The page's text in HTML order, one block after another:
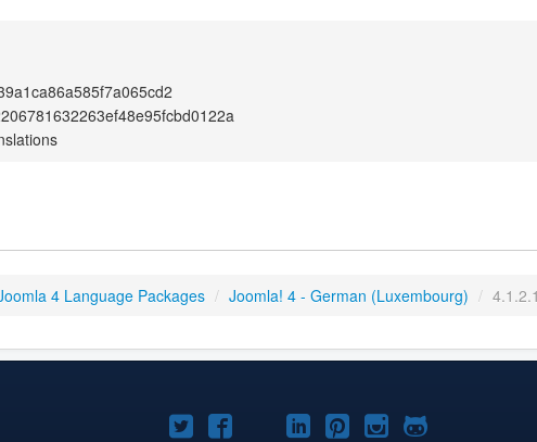
4 Language Packages / Joomla! 4 - German (Luxembourg) /
Joomla!Joomla!Joomla!
Joomla!Joomla!
Joomla!Joomla!